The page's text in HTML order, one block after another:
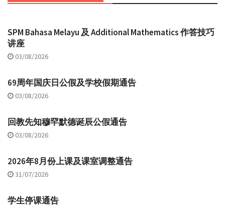
SPM Bahasa Melayu 及 Additional Mathematics 作答技巧
讲座
03/08/2026
69周年国庆日公假及学校假期通告
03/08/2026
回教先知穆罕默德诞辰公假通告
03/08/2026
2026年8月份上课及课室调整通告
31/07/2026
学生停课通告